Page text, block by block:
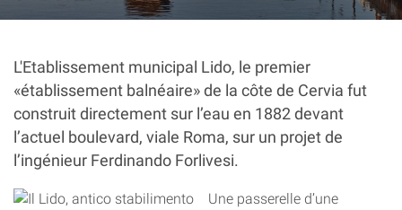
L'Etablissement municipal Lido, le premier
«établissement balnéaire» de la côte de Cervia fut
construit directement sur l’eau en 1882 devant
l’actuel boulevard, viale Roma, sur un projet de
l’ingénieur Ferdinando Forlivesi.
Une passerelle d’une